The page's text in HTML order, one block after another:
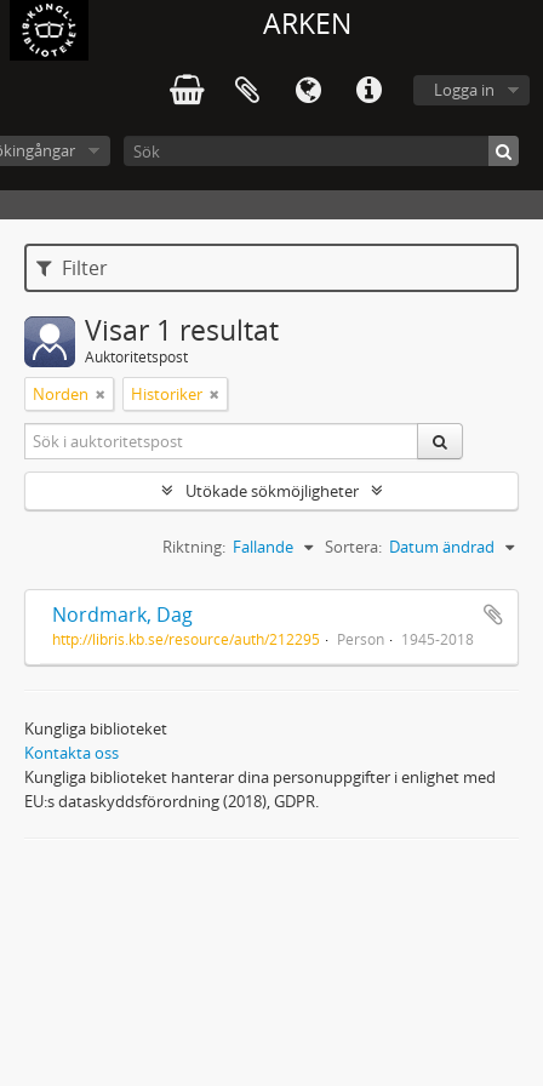
ARKEN
Logga in
Filter
Visar 1 resultat
Auktoritetspost
Norden Historiker
Utökade sökmöjligheter
Sortera: Datum ändrad
Riktning: Fallande
Nordmark, Dag
http://libris.kb.se/resource/auth/212295 Person 1945-2018
Kungliga biblioteket
Kontakta oss
Kungliga biblioteket hanterar dina personuppgifter i enlighet med
EU:s dataskyddsförordning (2018), GDPR.